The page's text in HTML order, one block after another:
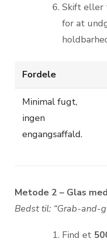
Skift eller
for at
Fordele
Minimal fugt,
ingen
engangsaffald.
Metode 2 – Glas
Bedst til: “Grab-and-
Find et